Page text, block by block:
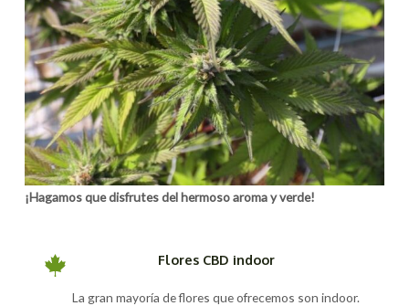
¡Hagamos que disfrutes del hermoso aroma y verde!
Flores CBD indoor
La gran mayoría de flores que ofrecemos son indoor.